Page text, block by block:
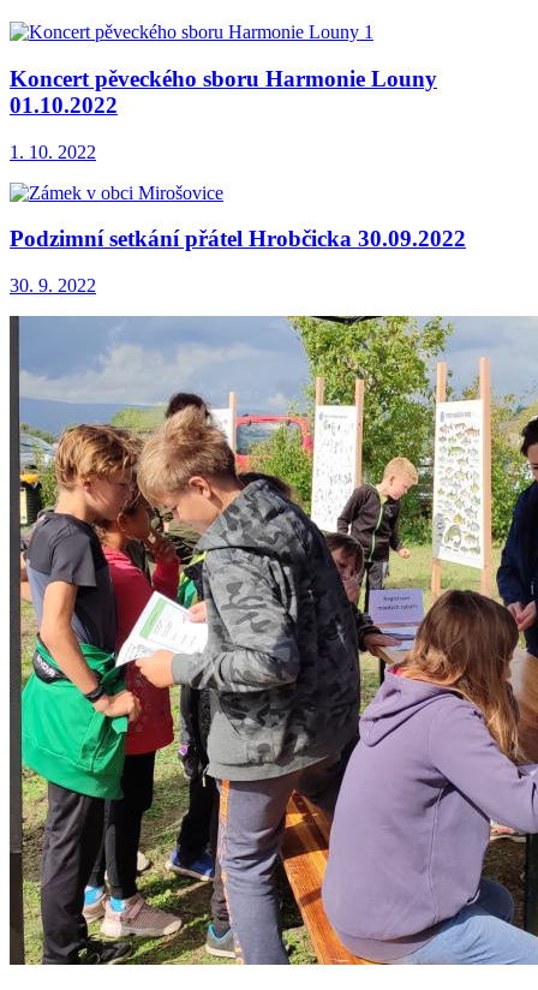
Koncert pěveckého sboru Harmonie Louny
01.10.2022
1. 10. 2022
Podzimní setkání přátel Hrobčicka 30.09.2022
30. 9. 2022